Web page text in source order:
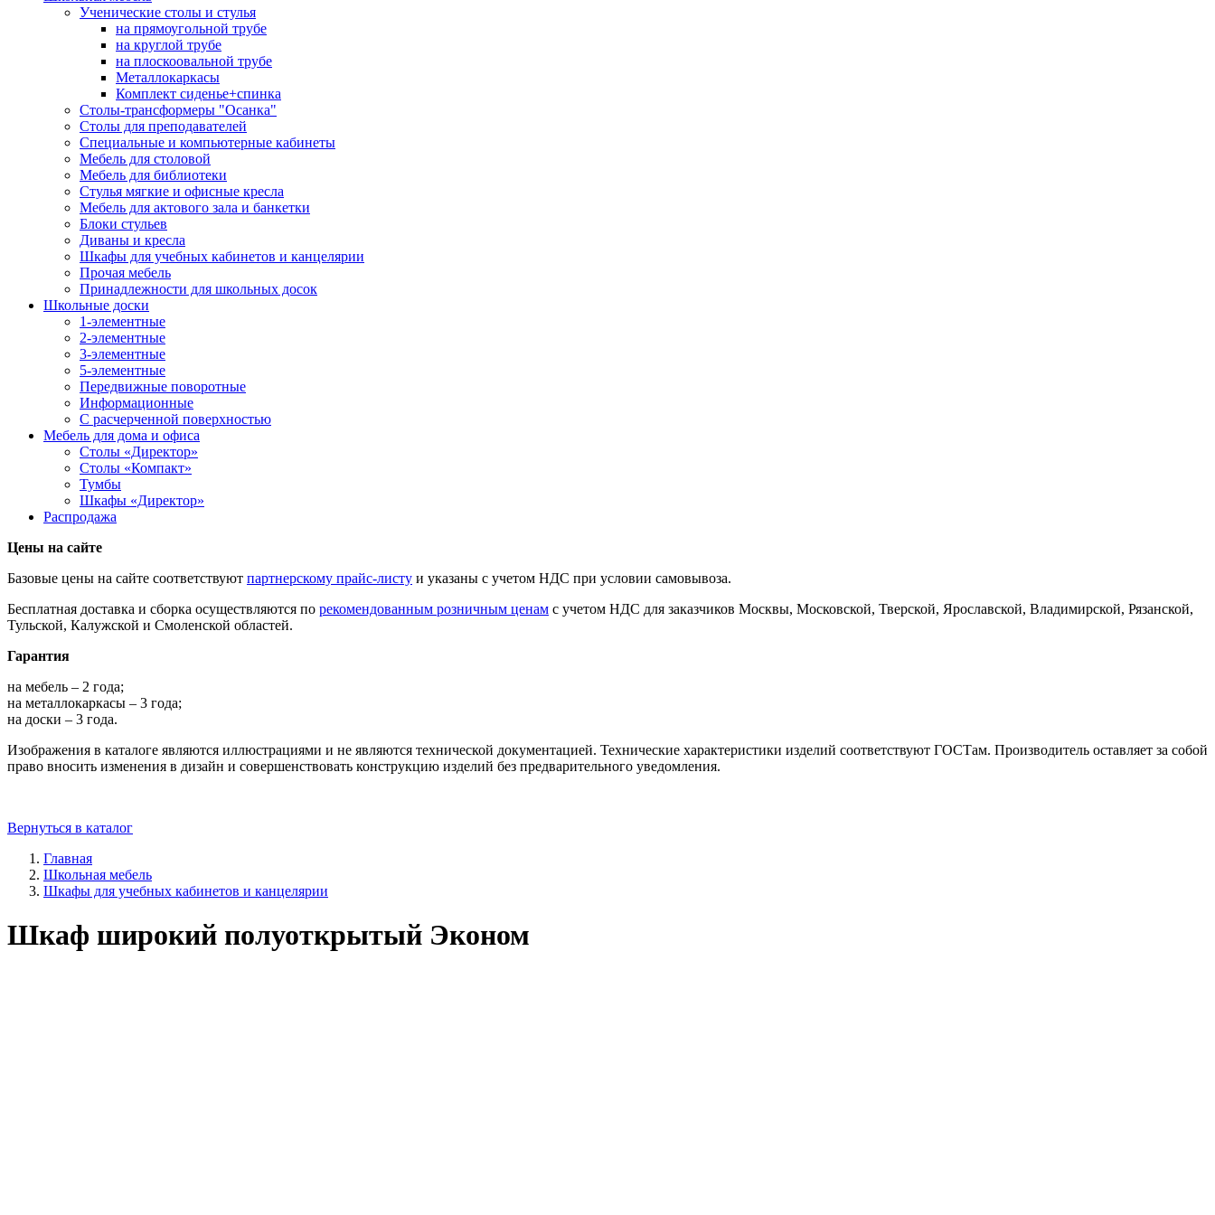
Ученические столы и стулья
на прямоугольной трубе
на круглой трубе
на плоскоовальной трубе
Металлокаркасы
Комплект сиденье+спинка
Столы-трансформеры "Осанка"
Столы для преподавателей
Специальные и компьютерные кабинеты
Мебель для столовой
Мебель для библиотеки
Стулья мягкие и офисные кресла
Мебель для актового зала и банкетки
Блоки стульев
Диваны и кресла
Шкафы для учебных кабинетов и канцелярии
Прочая мебель
Принадлежности для школьных досок
Школьные доски
1-элементные
2-элементные
3-элементные
5-элементные
Передвижные поворотные
Информационные
С расчерченной поверхностью
Мебель для дома и офиса
Столы «Директор»
Столы «Компакт»
Тумбы
Шкафы «Директор»
Распродажа
Цены на сайте
Базовые цены на сайте соответствуют партнерскому прайс-листу и указаны с учетом НДС при условии самовывоза.
Бесплатная доставка и сборка осуществляются по рекомендованным розничным ценам с учетом НДС для заказчиков Москвы, Московской, Тверской, Ярославской, Владимирской, Рязанской,
Тульской, Калужской и Смоленской областей.
Гарантия
на мебель – 2 года;
на металлокаркасы – 3 года;
на доски – 3 года.
Изображения в каталоге являются иллюстрациями и не являются технической документацией. Технические характеристики изделий соответствуют ГОСТам. Производитель оставляет за собой
право вносить изменения в дизайн и совершенствовать конструкцию изделий без предварительного уведомления.
Вернуться в каталог
Главная
Школьная мебель
Шкафы для учебных кабинетов и канцелярии
Шкаф широкий полуоткрытый Эконом